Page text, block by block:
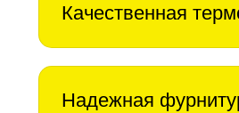
Качественная
Надежная